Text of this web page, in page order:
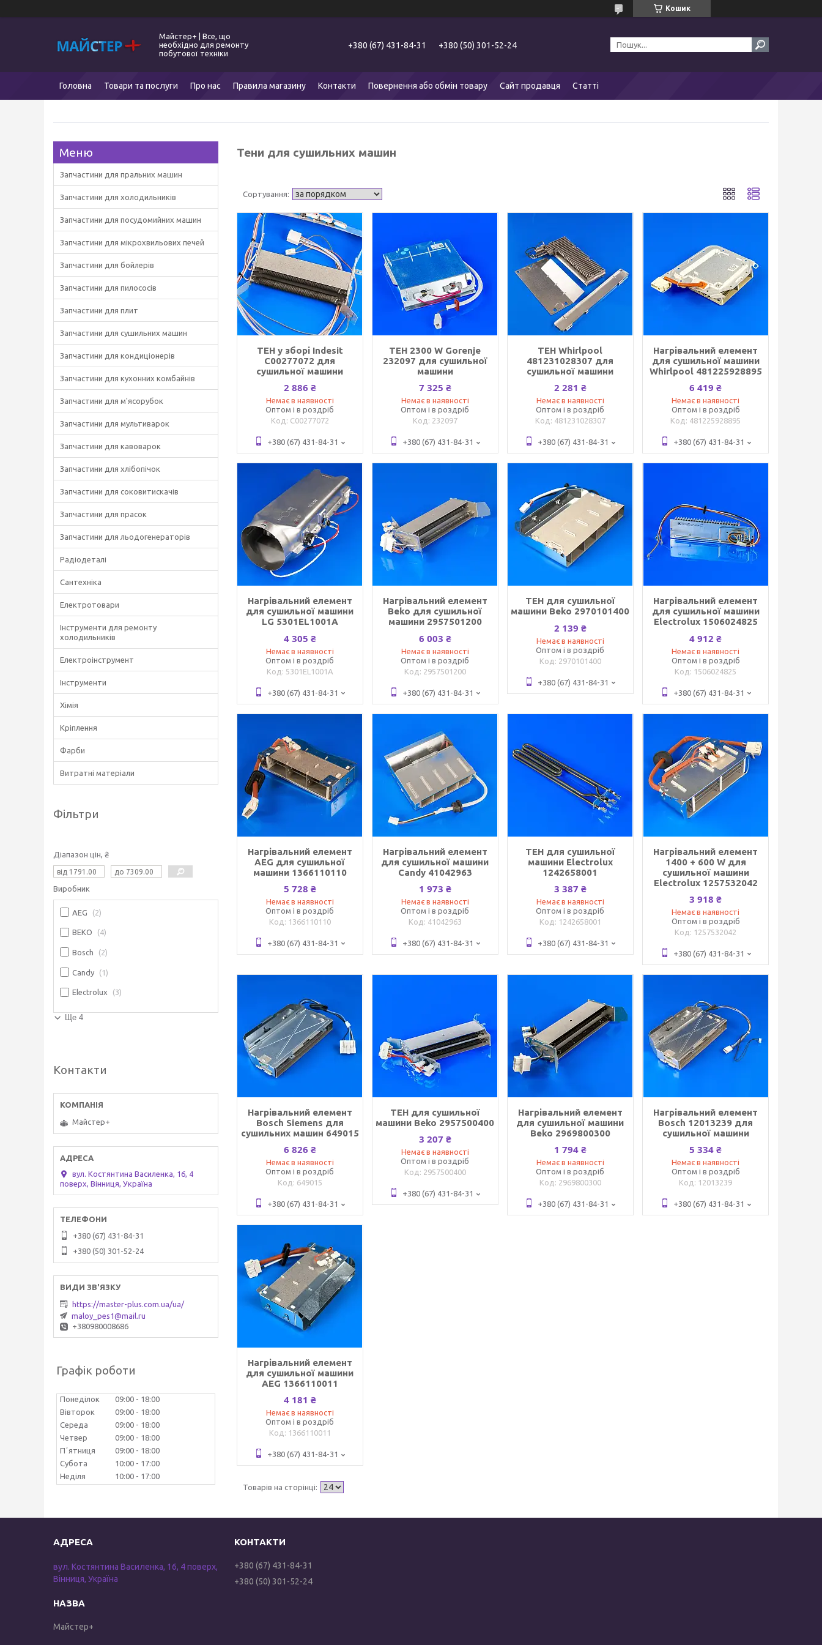
Кошик
Майстер+ | Все, що
необхідно для ремонту
побутової техніки
+380 (67) 431-84-31 +380 (50) 301-52-24
Головна Товари та послуги Про нас Правила магазину Контакти Повернення або обмін товару Сайт продавця Статті
Тени для сушильних машин
ТЕН у зборі Indesit
C00277072 для
сушильної машини
2 886 ₴
Немає в наявності
Оптом і в роздріб
C00277072
+380 (67) 431-84-31
ТЕН 2300 W Gorenje
232097 для сушильної
машини
7 325 ₴
Немає в наявності
Оптом і в роздріб
232097
+380 (67) 431-84-31
ТЕН Whirlpool
481231028307 для
сушильної машини
2 281 ₴
Немає в наявності
Оптом і в роздріб
481231028307
+380 (67) 431-84-31
Нагрівальний елемент
для сушильної машини
Whirlpool 481225928895
6 419 ₴
Немає в наявності
Оптом і в роздріб
481225928895
+380 (67) 431-84-31
Нагрівальний елемент
для сушильної машини
LG 5301EL1001A
4 305 ₴
Немає в наявності
Оптом і в роздріб
5301EL1001A
+380 (67) 431-84-31
Нагрівальний елемент
Beko для сушильної
машини 2957501200
6 003 ₴
Немає в наявності
Оптом і в роздріб
2957501200
+380 (67) 431-84-31
ТЕН для сушильної
машини Beko 2970101400
2 139 ₴
Немає в наявності
Оптом і в роздріб
2970101400
+380 (67) 431-84-31
Нагрівальний елемент
для сушильної машини
Electrolux 1506024825
4 912 ₴
Немає в наявності
Оптом і в роздріб
1506024825
+380 (67) 431-84-31
Нагрівальний елемент
AEG для сушильної
машини 1366110110
5 728 ₴
Немає в наявності
Оптом і в роздріб
1366110110
+380 (67) 431-84-31
Нагрівальний елемент
для сушильної машини
Candy 41042963
1 973 ₴
Немає в наявності
Оптом і в роздріб
41042963
+380 (67) 431-84-31
ТЕН для сушильної
машини Electrolux
1242658001
3 387 ₴
Немає в наявності
Оптом і в роздріб
1242658001
+380 (67) 431-84-31
Нагрівальний елемент
1400 + 600 W для
сушильної машини
Electrolux 1257532042
3 918 ₴
Немає в наявності
Оптом і в роздріб
1257532042
+380 (67) 431-84-31
Нагрівальний елемент
Bosch Siemens для
сушильних машин 649015
6 826 ₴
Немає в наявності
Оптом і в роздріб
649015
+380 (67) 431-84-31
ТЕН для сушильної
машини Beko 2957500400
3 207 ₴
Немає в наявності
Оптом і в роздріб
2957500400
+380 (67) 431-84-31
Нагрівальний елемент
для сушильної машини
Beko 2969800300
1 794 ₴
Немає в наявності
Оптом і в роздріб
2969800300
+380 (67) 431-84-31
Нагрівальний елемент
Bosch 12013239 для
сушильної машини
5 334 ₴
Немає в наявності
Оптом і в роздріб
12013239
+380 (67) 431-84-31
Нагрівальний елемент
для сушильної машини
AEG 1366110011
4 181 ₴
Немає в наявності
Оптом і в роздріб
1366110011
+380 (67) 431-84-31
Запчастини для пральних машин
Запчастини для холодильників
Запчастини для посудомийних машин
Запчастини для мікрохвильових печей
Запчастини для бойлерів
Запчастини для пилососів
Запчастини для плит
Запчастини для сушильних машин
Запчастини для кондиціонерів
Запчастини для кухонних комбайнів
Запчастини для м'ясорубок
Запчастини для мультиварок
Запчастини для кавоварок
Запчастини для хлібопічок
Запчастини для соковитискачів
Запчастини для прасок
Запчастини для льодогенераторів
Радіодеталі
Сантехніка
Електротовари
Інструменти для ремонту
холодильників
Електроінструмент
Інструменти
Хімія
Кріплення
Фарби
Витратні матеріали
Фільтри
Діапазон цін, ₴
Виробник
AEG 2
BEKO 4
Bosch 2
Candy 1
Electrolux 3
Ще 4
Контакти
Майстер+
вул. Костянтина Василенка, 16, 4
поверх, Вінниця, Україна
+380 (67) 431-84-31
+380 (50) 301-52-24
https://master-plus.com.ua/ua/
maloy_pes1@mail.ru
+380980008686
Графік роботи
Понеділок 09:00
18:00
Вівторок
09:00
18:00
Середа
09:00
18:00
Четвер
09:00
18:00
Пʼятниця
09:00
18:00
Субота
10:00
17:00
Неділя
10:00 17:00
вул. Костянтина Василенка, 16, 4 поверх,
Вінниця, Україна
Майстер+
+380 (67) 431-84-31
+380 (50) 301-52-24